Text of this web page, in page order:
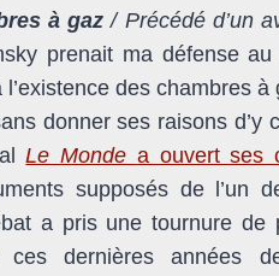
à gaz/ Précédé d’un
prenait ma défense
des chambres
donner ses raisons d’y
Le Monde a ouvert ses
supposés de l’un
a pris une tournure
dernières années